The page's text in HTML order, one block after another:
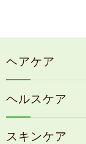
ヘアケア
冷感育毛エッセンス
ヘルスケア
スキンケア